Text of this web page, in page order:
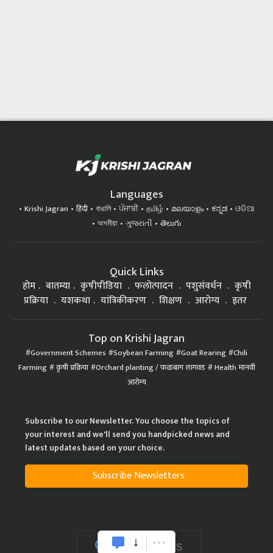
Languages
Krishi Jagran हिंदी বাঙালি ਪੰਜਾਬੀ தமிழ் മലയാളം ಕನ್ನಡ
ଓଡିଆ
অসমীয়া
ગુજરાતી తెలుగు
Quick Links
होम बातम्या कृषीपीडिया फलोत्पादन पशुसंवर्धन
कृषी
प्रक्रिया
यशकथा यांत्रिकीकरण शिक्षण आरोग्य इतर
Top on Krishi Jagran
Government Schemes Soybean Farming Goat Rearing Chili
Farming कृषी प्रक्रिया Orchard planting / फळबाग लागवड Health मानवी
आरोग्य
Subscribe to our Newsletter. You choose the topics of
your interest and we'll send you handpicked news and
latest updates based on your choice.
Subscribe Newsletters